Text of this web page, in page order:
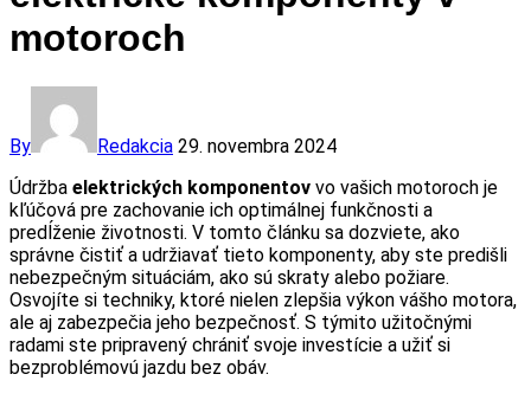
motoroch
By Redakcia 29. novembra 2024
Údržba elektrických komponentov vo vašich motoroch je
kľúčová pre zachovanie ich optimálnej funkčnosti a
predĺženie životnosti. V tomto článku sa dozviete, ako
správne čistiť a udržiavať tieto komponenty, aby ste predišli
nebezpečným situáciám, ako sú skraty alebo požiare.
Osvojíte si techniky, ktoré nielen zlepšia výkon vášho motora,
ale aj zabezpečia jeho bezpečnosť. S týmito užitočnými
radami ste pripravený chrániť svoje investície a užiť si
bezproblémovú jazdu bez obáv.